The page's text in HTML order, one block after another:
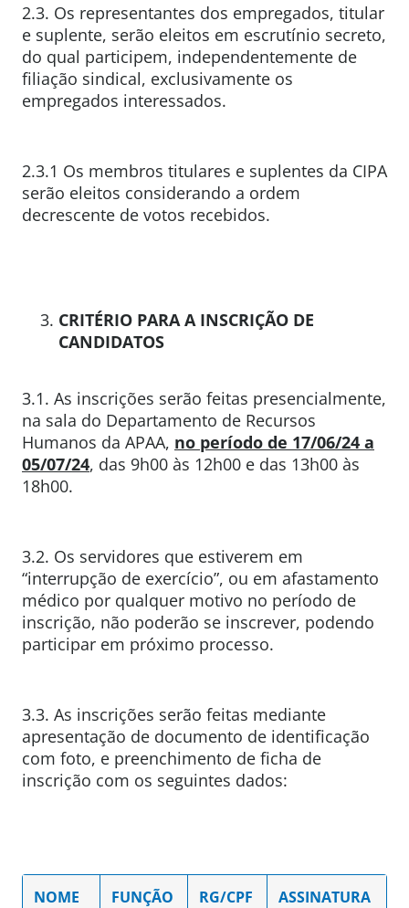
2.3. Os representantes dos empregados, titular
e suplente, serão eleitos em escrutínio secreto,
do qual participem, independentemente de
filiação sindical, exclusivamente os
empregados interessados.
2.3.1 Os membros titulares e suplentes da CIPA
serão eleitos considerando a ordem
decrescente de votos recebidos.
CRITÉRIO PARAA INSCRIÇÃO DE
CANDIDATOS
3.1. As inscrições serão feitas presencialmente,
na sala do Departamento de Recursos
Humanos da APAA, no período de 17/06/24 a
05/07/24, das 9h00 às 12h00 e das 13h00 às
18h00.
3.2. Os servidores que estiverem em
“interrupção de exercício”, ou em afastamento
médico por qualquer motivo no período de
inscrição, não poderão se inscrever, podendo
participar em próximo processo.
3.3. As inscrições serão feitas mediante
apresentação de documento de identificação
com foto, e preenchimento de ficha de
inscrição com os seguintes dados:
NOME FUNÇÃO RG/CPF ASSINATURA